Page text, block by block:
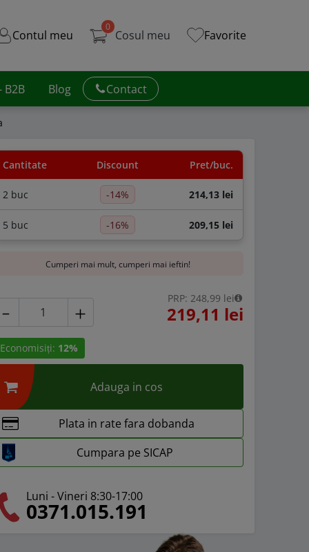
Contul meu
0
Cosul meu Favorite
B2B Blog Contact
Cantitate Discount Pret/buc.
2 buc -14% 214,13 lei
5 buc -16% 209,15 lei
Cumperi mai mult, cumperi mai ieftin!
PRP: 248,99 lei
219,11 lei
Economisiți: 12%
Adauga in cos
Plata in rate fara dobanda
Cumpara pe SICAP
Luni - Vineri 8:30-17:00
0371.015.191